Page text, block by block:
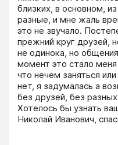
близких, в основном,
разные, и мне жаль
это не звучало.
прежний круг друзей,
не одинока, но
момент это стало
что нечем заняться
нет, я задумалась а
без друзей, без
Хотелось бы узнать
Николай Иванович,